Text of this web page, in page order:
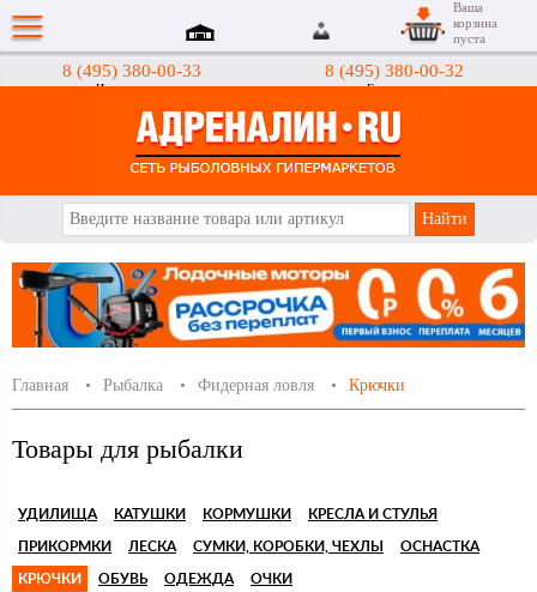
8 (495) 380-00-33
Интернет-магазин
8 (495) 380-00-32
Гипермаркеты
Ваша
корзина
пуста
Главная Рыбалка Фидерная ловля Крючки
Товары для рыбалки
УДИЛИЩА КАТУШКИ КОРМУШКИ КРЕСЛА И СТУЛЬЯ
ПРИКОРМКИ ЛЕСКА СУМКИ, КОРОБКИ, ЧЕХЛЫ ОСНАСТКА
КРЮЧКИ ОБУВЬ ОДЕЖДА ОЧКИ